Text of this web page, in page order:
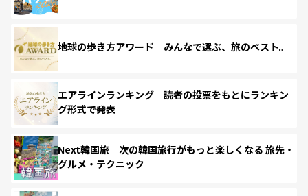
地球の歩き方アワード みんなで選ぶ、旅のベスト。
エアラインランキング 読者の投票をもとにランキン
グ形式で発表
Next韓国旅 次の韓国旅行がもっと楽しくなる 旅先・
グルメ・テクニック